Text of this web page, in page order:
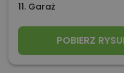
11. Garaż
POBIERZ